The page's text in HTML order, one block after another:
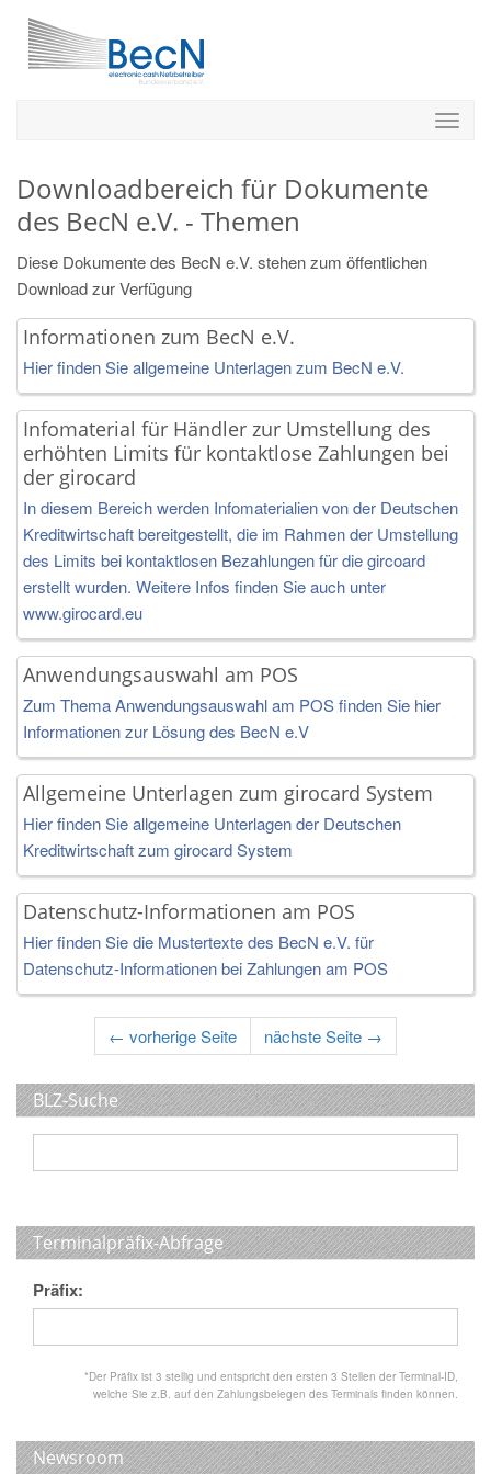
Downloadbereich für Dokumente
des BecN e.V. - Themen
Diese Dokumente des BecN e.V. stehen zum öffentlichen
Download zur Verfügung
Informationen zum BecN e.V.
Hier finden Sie allgemeine Unterlagen zum BecN e.V.
Infomaterial für Händler zur Umstellung des
erhöhten Limits für kontaktlose Zahlungen bei
der girocard
In diesem Bereich werden Infomaterialien von der Deutschen
Kreditwirtschaft bereitgestellt, die im Rahmen der Umstellung
des Limits bei kontaktlosen Bezahlungen für die gircoard
erstellt wurden. Weitere Infos finden Sie auch unter
www.girocard.eu
Anwendungsauswahl am POS
Zum Thema Anwendungsauswahl am POS finden Sie hier
Informationen zur Lösung des BecN e.V
Allgemeine Unterlagen zum girocard System
Hier finden Sie allgemeine Unterlagen der Deutschen
Kreditwirtschaft zum girocard System
Datenschutz-Informationen am POS
Hier finden Sie die Mustertexte des BecN e.V. für
Datenschutz-Informationen bei Zahlungen am POS
← vorherige Seite nächste Seite →
BLZ-Suche
Terminalpräfix-Abfrage
Präfix:
*Der Präfix ist 3 stellig und entspricht den ersten 3 Stellen der Terminal-ID,
welche Sie z.B. auf den Zahlungsbelegen des Terminals finden können.
Newsroom